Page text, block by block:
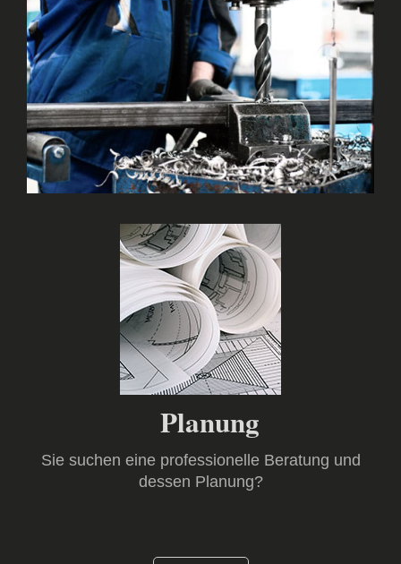
Planung
Sie suchen eine professionelle Beratung und
dessen Planung?